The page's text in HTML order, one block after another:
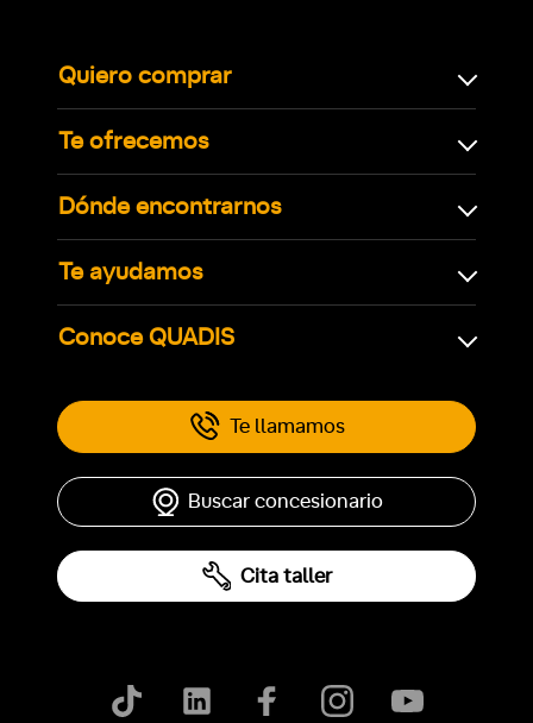
Quiero comprar
Te ofrecemos
Dónde encontrarnos
Te ayudamos
Conoce QUADIS
Te llamamos
Buscar concesionario
Cita taller